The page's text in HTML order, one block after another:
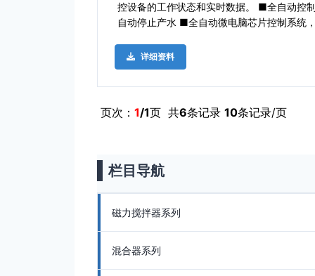
控设备的工作状态和实时数据。 ■全自动控
自动停止产水 ■全自动微电脑芯片控制系统
详细资料
页次： 1/1页 共6条记录 10条记录/页
栏目导航
磁力搅拌器系列
混合器系列